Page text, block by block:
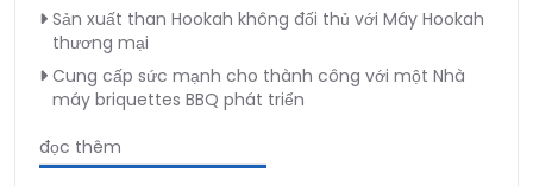
Sản xuất than Hookah không đối thủ với Máy Hookah
thương mại
Cung cấp sức mạnh cho thành công với một Nhà
máy briquettes BBQ phát triển
đọc thêm